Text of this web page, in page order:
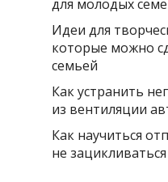
для молодых
Идеи для
которые можно
семьей
Как устранить
из вентиляции
Как научиться
не